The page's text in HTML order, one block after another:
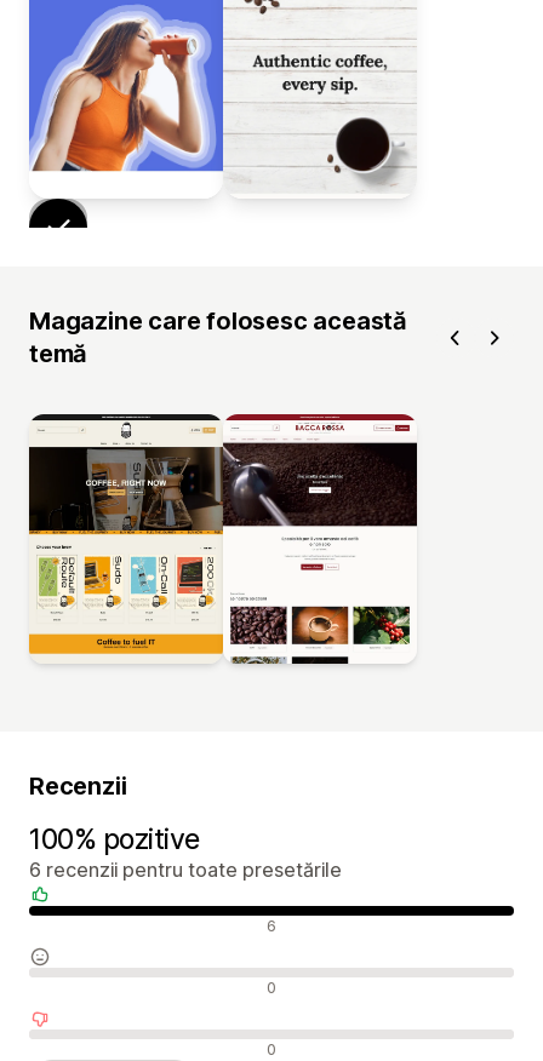
Magazine care folosesc această
temă
Recenzii
100% pozitive
6 recenzii pentru toate presetările
Recenzii pozitive 6
Recenzii neutre 0
Recenzii negative 0